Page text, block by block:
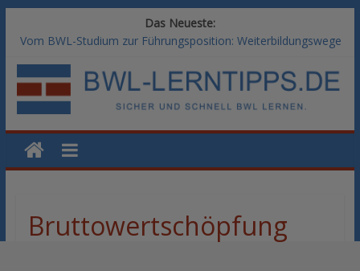
Das Neueste:
Vom BWL-Studium zur Führungsposition: Weiterbildungswege
Rechnungswesen im BWL-Studium: Digitale Tools für die
Finanzbuchhaltung
KI-Kompetenz im BWL-Studium: Controlling und
Datenanalyse verstehen
Methoden der Personalentwicklung: Blended Learning versus
klassische Präsenzschulung im Vergleich
Bruttowertschöpfung